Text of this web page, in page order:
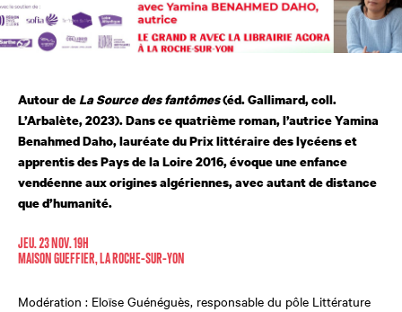
Autour de La Source des fantômes(éd. Gallimard, coll.
L’Arbalète, 2023). Dans ce quatrième roman, l’autrice Yamina
Benahmed Daho, lauréate du Prix littéraire des lycéens et
apprentis des Pays de la Loire 2016, évoque une enfance
vendéenne aux origines algériennes, avec autant de distance
que d’humanité.
JEU. 23 NOV. 19H
MAISON GUEFFIER, LA ROCHE-SUR-YON
Modération : Eloïse Guénéguès, responsable du pôle Littérature